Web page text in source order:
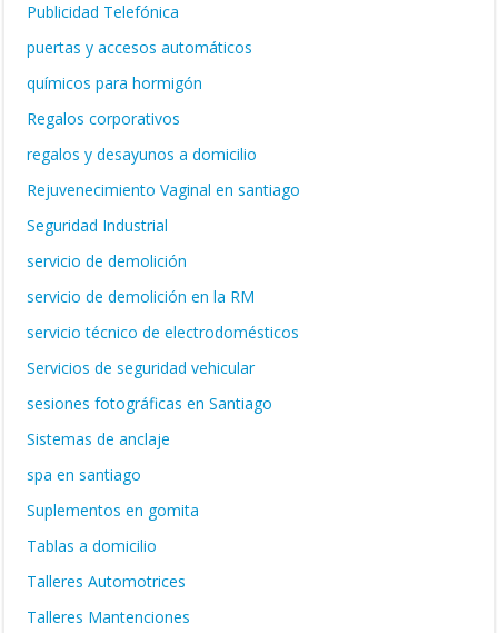
Publicidad Telefónica
puertas y accesos automáticos
químicos para hormigón
Regalos corporativos
regalos y desayunos a domicilio
Rejuvenecimiento Vaginal en santiago
Seguridad Industrial
servicio de demolición
servicio de demolición en la RM
servicio técnico de electrodomésticos
Servicios de seguridad vehicular
sesiones fotográficas en Santiago
Sistemas de anclaje
spa en santiago
Suplementos en gomita
Tablas a domicilio
Talleres Automotrices
Talleres Mantenciones